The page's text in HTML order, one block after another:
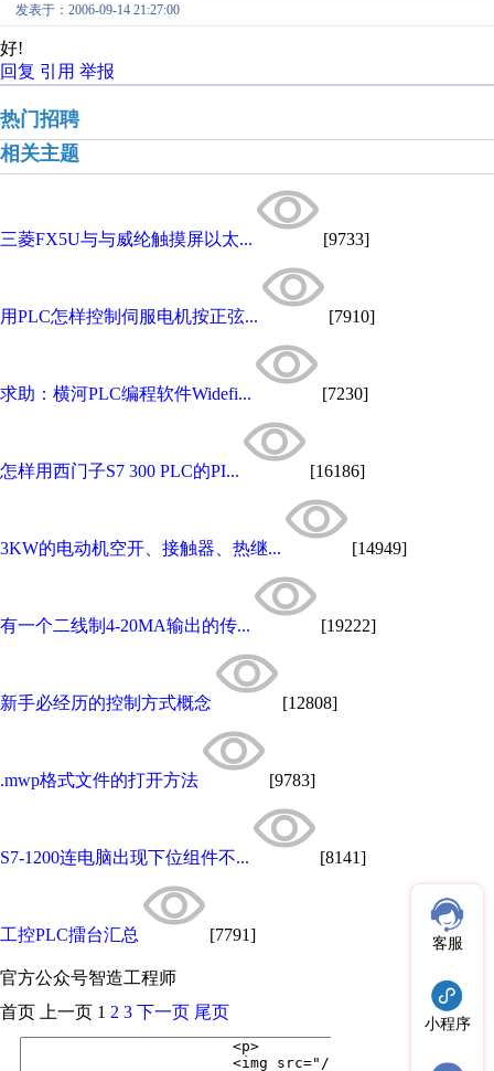
发表于：2006-09-14 21:27:00
好!
回复 引用 举报
热门招聘
相关主题
三菱FX5U与与威纶触摸屏以太... [9733]
用PLC怎样控制伺服电机按正弦... [7910]
求助：横河PLC编程软件Widefi... [7230]
怎样用西门子S7 300 PLC的PI... [16186]
3KW的电动机空开、接触器、热继... [14949]
有一个二线制4-20MA输出的传... [19222]
新手必经历的控制方式概念 [12808]
.mwp格式文件的打开方法 [9783]
S7-1200连电脑出现下位组件不... [8141]
工控PLC擂台汇总 [7791]
官方公众号智造工程师
客服
小程序
首页 上一页 1 2 3 下一页 尾页